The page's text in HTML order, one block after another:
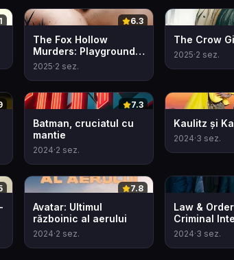
0 6.3
The Fox Hollow
Murders: Playground
of a Serial Killer
2025·2 sez.
0
The Crow
2025·2 sez.
0 7.3
Batman, cruciatul cu
mantie
2024·2 sez.
0
Kaulitz și
2024·3 sez.
0 7.8
Avatar: Ultimul
războinic al aerului
2024·2 sez.
0
Law &
Criminal
2024·3 sez.